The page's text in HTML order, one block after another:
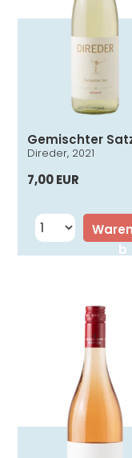
Gemischter
Direder, 2021
7,00 EUR
b